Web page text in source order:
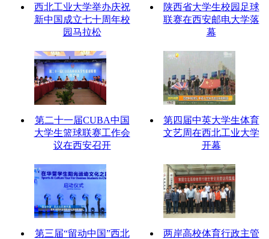
西北工业大学举办庆祝
新中国成立七十周年校
园马拉松
陕西省大学生校园足球
联赛在西安邮电大学落
幕
第二十一届CUBA中国
大学生篮球联赛工作会
议在西安召开
第四届中英大学生体育
文艺周在西北工业大学
开幕
第三届“留动中国”西北
两岸高校体育行政主管